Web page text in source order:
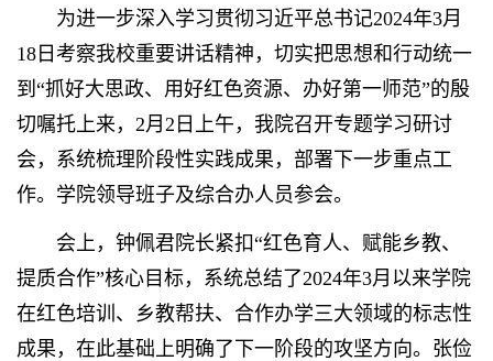
为进一步深入学习贯彻习近平总书记2024年3月
18日考察我校重要讲话精神，切实把思想和行动统一
到“抓好大思政、用好红色资源、办好第一师范”的殷
切嘱托上来，2月2日上午，我院召开专题学习研讨
会，系统梳理阶段性实践成果，部署下一步重点工
作。学院领导班子及综合办人员参会。
会上，钟佩君院长紧扣“红色育人、赋能乡教、
提质合作”核心目标，系统总结了2024年3月以来学院
在红色培训、乡教帮扶、合作办学三大领域的标志性
成果，在此基础上明确了下一阶段的攻坚方向。张俭